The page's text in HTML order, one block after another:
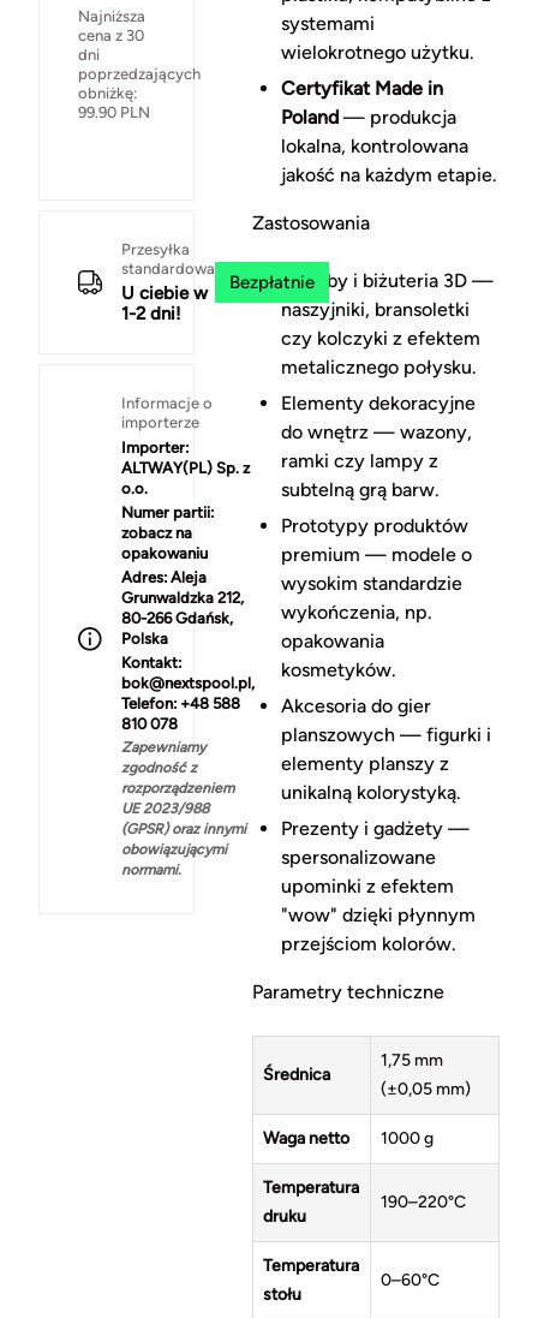
Najniższa
cena z 30
dni
poprzedzających
obniżkę:
99.90 PLN
Przesyłka
standardowa
U ciebie w
1-2 dni!
Bezpłatnie
Informacje o
importerze
Importer:
ALTWAY(PL) Sp. z
o.o.
Numer partii:
zobacz na
opakowaniu
Adres: Aleja
Grunwaldzka 212,
80-266 Gdańsk,
Polska
Kontakt:
bok@nextspool.pl,
Telefon: +48 588
810 078
Zapewniamy
zgodność z
rozporządzeniem
UE 2023/988
(GPSR) oraz innymi
obowiązującymi
normami.
systemami
wielokrotnego użytku.
Certyfikat Made in
Poland— produkcja
lokalna, kontrolowana
jakość na każdym etapie.
Zastosowania
Ozdoby i biżuteria 3D —
naszyjniki, bransoletki
czy kolczyki z efektem
metalicznego połysku.
Elementy dekoracyjne
do wnętrz — wazony,
ramki czy lampy z
subtelną grą barw.
Prototypy produktów
premium — modele o
wysokim standardzie
wykończenia, np.
opakowania
kosmetyków.
Akcesoria do gier
planszowych — figurki i
elementy planszy z
unikalną kolorystyką.
Prezenty i gadżety —
spersonalizowane
upominki z efektem
"wow" dzięki płynnym
przejściom kolorów.
Parametry techniczne
Średnica
1,75 mm
(±0,05 mm)
Waga netto 1000 g
Temperatura
druku
190–220°C
Temperatura
stołu
0–60°C